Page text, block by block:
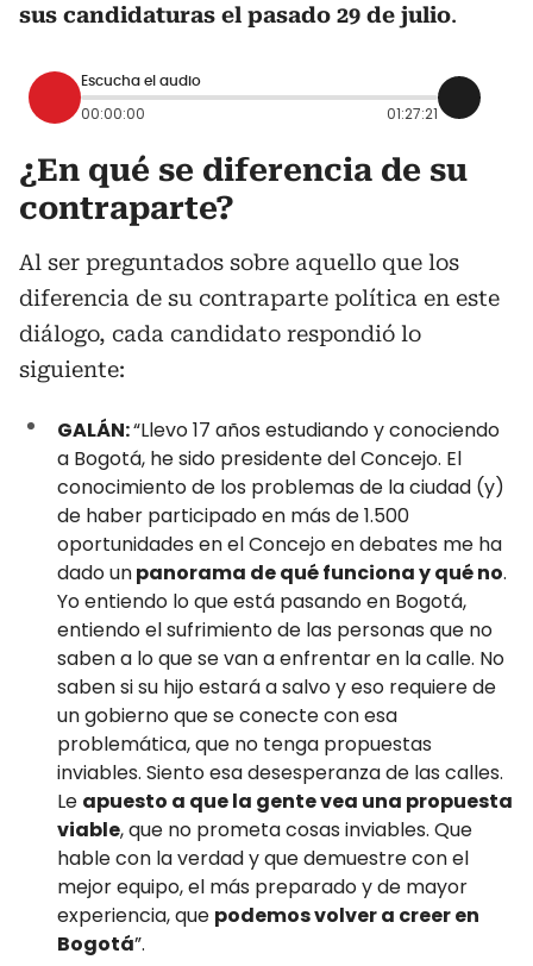
sus candidaturas el pasado 29 de julio.
Escucha el audio
00:00:00 01:27:21
¿En qué se diferencia de su
contraparte?
Al ser preguntados sobre aquello que los
diferencia de su contraparte política en este
diálogo, cada candidato respondió lo
siguiente:
GALÁN:“Llevo 17 años estudiando y conociendo
a Bogotá, he sido presidente del Concejo. El
conocimiento de los problemas de la ciudad (y)
de haber participado en más de 1.500
oportunidades en el Concejo en debates me ha
dado unpanorama de qué funciona y qué no.
Yo entiendo lo que está pasando en Bogotá,
entiendo el sufrimiento de las personas que no
saben a lo que se van a enfrentar en la calle. No
saben si su hijo estará a salvo y eso requiere de
un gobierno que se conecte con esa
problemática, que no tenga propuestas
inviables. Siento esa desesperanza de las calles.
Le apuesto a que la gente vea una propuesta
viable, que no prometa cosas inviables. Que
hable con la verdad y que demuestre con el
mejor equipo, el más preparado y de mayor
experiencia, que podemos volver a creer en
Bogotá”.